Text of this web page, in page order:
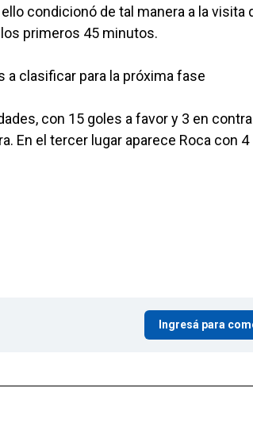
condicionó de tal manera a la visita
primeros 45 minutos.
a clasificar para la próxima fase
con 15 goles a favor y 3 en
En el tercer lugar aparece Roca con 4
Ingresá para